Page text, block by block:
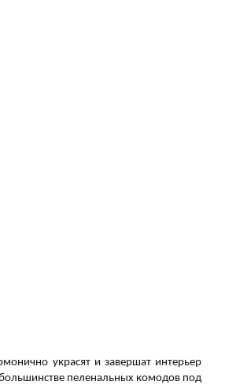
украсят и завершат интерьер
пеленальных комодов под